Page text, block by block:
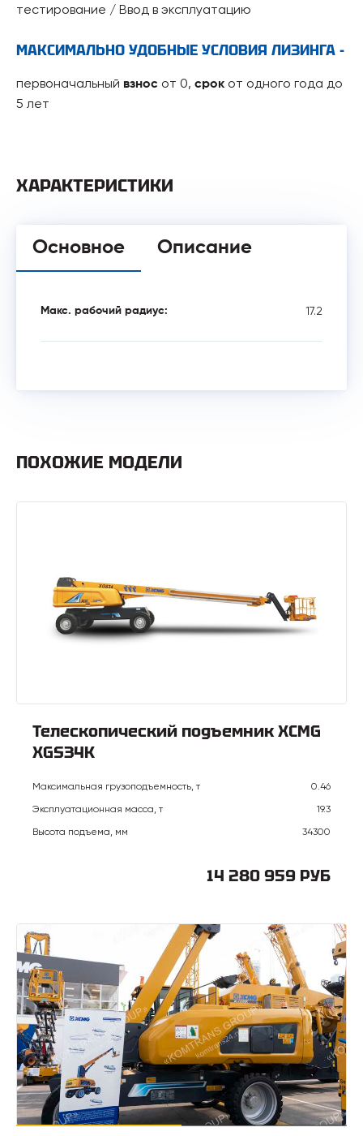
тестирование / Ввод в эксплуатацию
МАКСИМАЛЬНО УДОБНЫЕ УСЛОВИЯ ЛИЗИНГА -
первоначальный взнос от 0, срок от одного года до
5 лет
ХАРАКТЕРИСТИКИ
Основное Описание
Макс. рабочий радиус: 17.2
ПОХОЖИЕ МОДЕЛИ
Телескопический подъемник XCMG
XGS34K
Максимальная грузоподъемность, т
0.46
Эксплуатационная масса, т
19.3
Высота подъема, мм
34300
14 280 959 РУБ